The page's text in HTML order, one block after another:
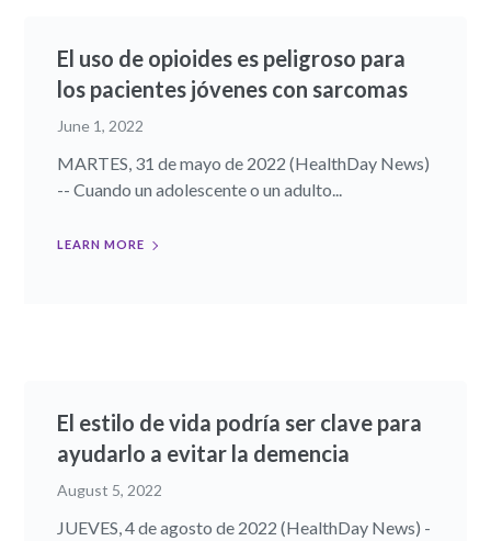
El uso de opioides es peligroso para
los pacientes jóvenes con sarcomas
June 1, 2022
MARTES, 31 de mayo de 2022 (HealthDay News)
-- Cuando un adolescente o un adulto...
LEARN MORE
El estilo de vida podría ser clave para
ayudarlo a evitar la demencia
August 5, 2022
JUEVES, 4 de agosto de 2022 (HealthDay News) -